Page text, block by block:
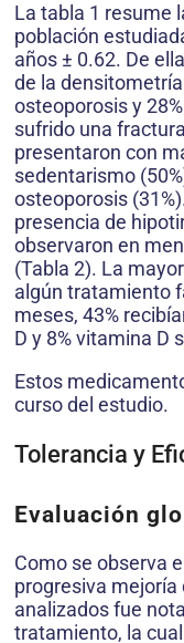
La tabla 1 resume
población
años ± 0.62. De
de la
osteoporosis y
sufrido una
presentaron con
sedentarismo
osteoporosis
presencia de
observaron en
(Tabla 2). La
algún tratamiento
meses, 43%
D y 8% vitamina D
Estos
curso del estudio.
Tolerancia y
Evaluación
Como se observa
progresiva
analizados fue
tratamiento, la